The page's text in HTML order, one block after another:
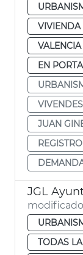
VIVIENDA
VALENCIA
EN
VIVENDES
JUAN
TODAS